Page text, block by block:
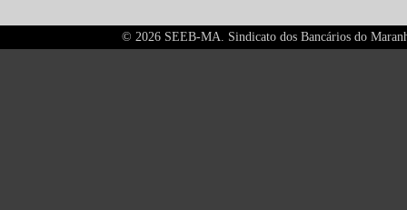
© 2026 SEEB-MA. Sindicato dos Bancários do